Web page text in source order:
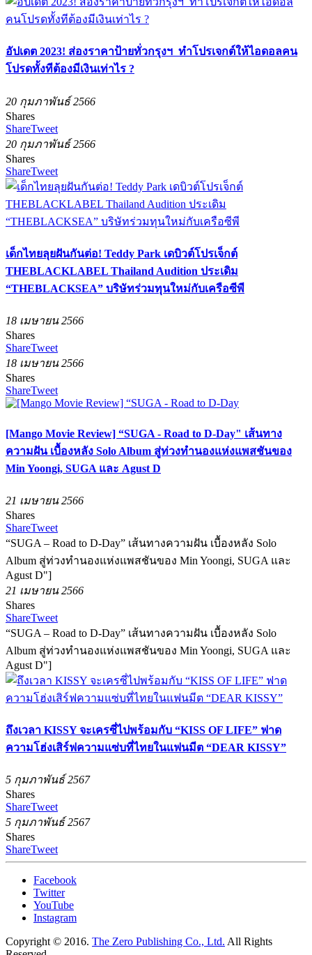
อัปเดต 2023! ส่องราคาป้ายทั่วกรุงฯ ทำโปรเจกต์ให้ไอดอลคน
โปรดทั้งทีต้องมีเงินเท่าไร ?
20 กุมภาพันธ์ 2566
Shares
ShareTweet
20 กุมภาพันธ์ 2566
Shares
ShareTweet
เด็กไทยลุยฝันกันต่อ! Teddy Park เดบิวต์โปรเจ็กต์
THEBLACKLABEL Thailand Audition ประเดิม
“THEBLACKSEA” บริษัทร่วมทุนใหม่กับเครือซีพี
18 เมษายน 2566
Shares
ShareTweet
18 เมษายน 2566
Shares
ShareTweet
[Mango Movie Review] “SUGA - Road to D-Day" เส้นทาง
ความฝัน เบื้องหลัง Solo Album สู่ท่วงทำนองแห่งแพสชันของ
Min Yoongi, SUGA และ Agust D
21 เมษายน 2566
Shares
ShareTweet
“SUGA – Road to D-Day” เส้นทางความฝัน เบื้องหลัง Solo
Album สู่ท่วงทำนองแห่งแพสชันของ Min Yoongi, SUGA และ
Agust D"]
21 เมษายน 2566
Shares
ShareTweet
“SUGA – Road to D-Day” เส้นทางความฝัน เบื้องหลัง Solo
Album สู่ท่วงทำนองแห่งแพสชันของ Min Yoongi, SUGA และ
Agust D"]
ถึงเวลา KISSY จะเครซี่ไปพร้อมกับ “KISS OF LIFE” ฟาด
ความโฮ่งเสิร์ฟความแซ่บที่ไทยในแฟนมีต “DEAR KISSY”
5 กุมภาพันธ์ 2567
Shares
ShareTweet
5 กุมภาพันธ์ 2567
Shares
ShareTweet
Facebook
Twitter
YouTube
Instagram
Copyright © 2016. The Zero Publishing Co., Ltd. All Rights